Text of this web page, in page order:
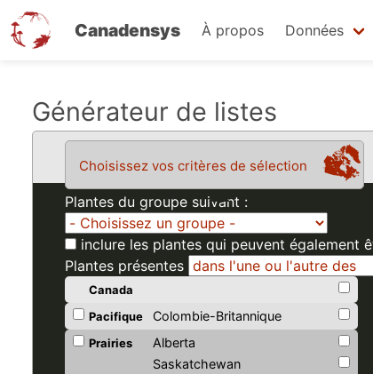
Canadensys À propos Données
Générateur de listes
Choisissez vos critères de sélection
Plantes du groupe suivant :
inclure les plantes qui peuvent également
Plantes présentes
Canada
Pacifique
Colombie-Britannique
Prairies
Alberta
Saskatchewan